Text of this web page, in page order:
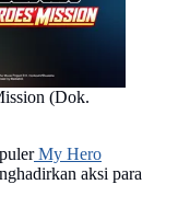
(Dok.
My Hero
aksi para